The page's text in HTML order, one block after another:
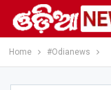
Home #Odianews